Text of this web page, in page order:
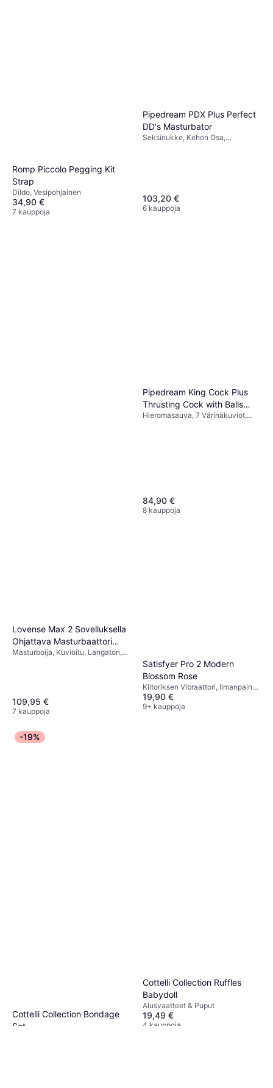
Romp Piccolo Pegging Kit
Strap
Dildo, Vesipohjainen
34,90 €
7 kauppoja
Pipedream PDX Plus Perfect
DD's Masturbator
Seksinukke, Kehon Osa,
103,20 €
6 kauppoja
Penispumppu, Ftalaatiton,
Vedenpitävä
103,90 €
7 kauppoja
Pipedream King Cock Plus
Thrusting Cock with Balls
6.5" Light
Hieromasauva, 7 Värinäkuviot,
84,90 €
8 kauppoja
Lovense Max 2 Sovelluksella
Ohjattava Masturbaattori
White
Masturboija, Kuvioitu, Langaton,
109,95 €
7 kauppoja
Satisfyer Pro 2 Modern
Blossom Rose
Klitoriksen Vibraattori, Ilmanpaine
Vibraattori, 1pcs, 12 Värinäkuviot,
Samettisen Sileä, Yksivärinen,
19,90 €
9+ kauppoja
-19%
Cottelli Collection Bondage
Set
Cottelli Collection Ruffles
Babydoll
Alusvaatteet & Puput
19,49 €
4 kauppoja